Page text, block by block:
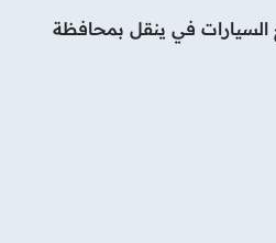
في ينقل بمحافظة